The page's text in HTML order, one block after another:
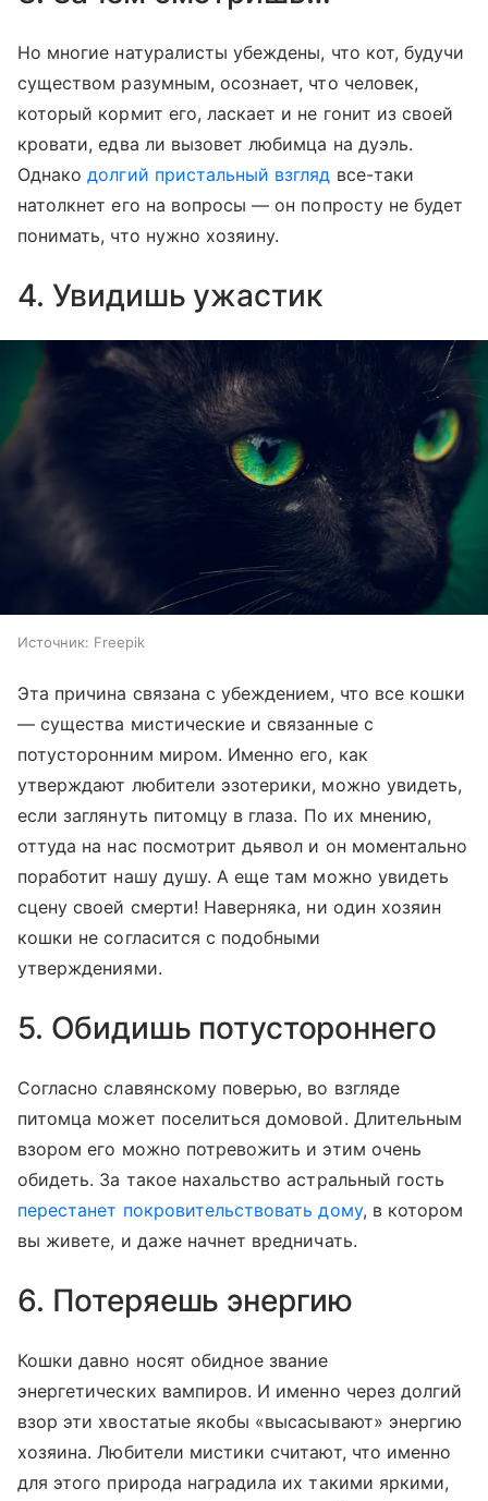
Но многие натуралисты убеждены, что кот, будучи
существом разумным, осознает, что человек,
который кормит его, ласкает и не гонит из своей
кровати, едва ли вызовет любимца на дуэль.
Однакодолгий пристальный взгляд все-таки
натолкнет его на вопросы — он попросту не будет
понимать, что нужно хозяину.
4. Увидишь ужастик
Источник: Freepik
Эта причина связана с убеждением, что все кошки
— существа мистические и связанные с
потусторонним миром. Именно его, как
утверждают любители эзотерики, можно увидеть,
если заглянуть питомцу в глаза. По их мнению,
оттуда на нас посмотрит дьявол и он моментально
поработит нашу душу. А еще там можно увидеть
сцену своей смерти! Наверняка, ни один хозяин
кошки не согласится с подобными
утверждениями.
5. Обидишь потустороннего
Согласно славянскому поверью, во взгляде
питомца может поселиться домовой. Длительным
взором его можно потревожить и этим очень
обидеть. За такое нахальство астральный гость
перестанет покровительствовать дому, в котором
вы живете, и даже начнет вредничать.
6. Потеряешь энергию
Кошки давно носят обидное звание
энергетических вампиров. И именно через долгий
взор эти хвостатые якобы «высасывают» энергию
хозяина. Любители мистики считают, что именно
для этого природа наградила их такими яркими,